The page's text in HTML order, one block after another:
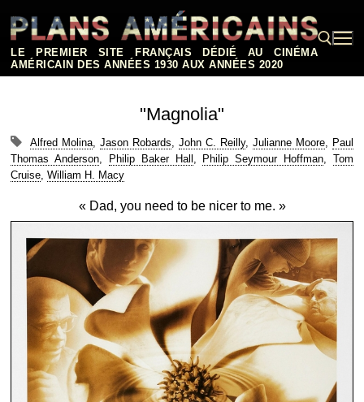
contenu
LE PREMIER SITE FRANÇAIS DÉDIÉ AU CINÉMA
AMÉRICAIN DES ANNÉES 1930 AUX ANNÉES 2020
"Magnolia"
Alfred Molina, Jason Robards, John C. Reilly, Julianne Moore, Paul
Thomas Anderson, Philip Baker Hall , Philip Seymour Hoffman, Tom
Cruise, William H. Macy
« Dad, you need to be nicer to me. »